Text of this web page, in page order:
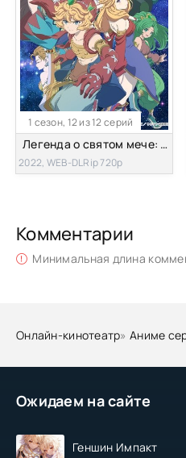
Ожидаем на сайте
Геншин Импакт
1 сезон, 12 из 12 серий
Легенда о святом мече: Легенда маны — Каплевидный кристалл
2022, WEB-DLRip 720p
Комментарии
Минимальная длина
Онлайн-кинотеатр»Аниме